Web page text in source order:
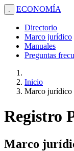
. ECONOMÍA
Directorio
Marco jurídico
Manuales
Preguntas
Inicio
Marco jurídico
Registro
Marco